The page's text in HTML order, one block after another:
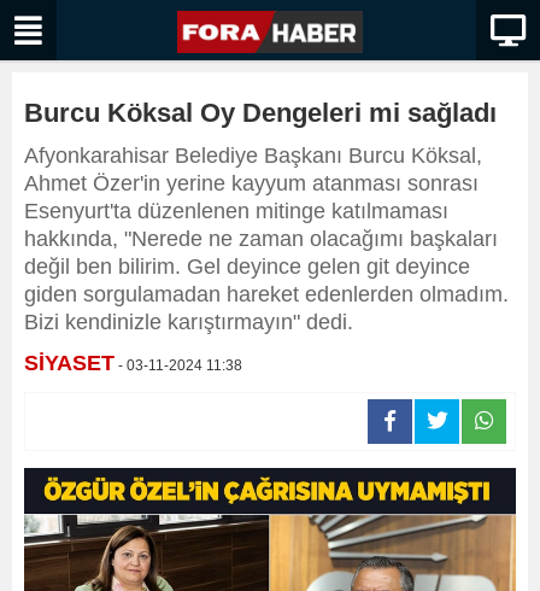
Burcu Köksal Oy Dengeleri mi sağladı
Afyonkarahisar Belediye Başkanı Burcu Köksal,
Ahmet Özer'in yerine kayyum atanması sonrası
Esenyurt'ta düzenlenen mitinge katılmaması
hakkında, "Nerede ne zaman olacağımı başkaları
değil ben bilirim. Gel deyince gelen git deyince
giden sorgulamadan hareket edenlerden olmadım.
Bizi kendinizle karıştırmayın" dedi.
SİYASET - 03-11-2024 11:38